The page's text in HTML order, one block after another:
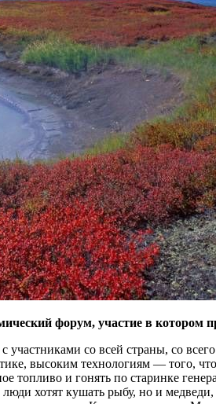
форум, участие в котором
со всей страны, со
высоким технологиям — того,
топливо и гонять по старинке
хотят кушать рыбу, но и